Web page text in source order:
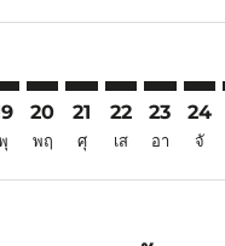
20
พฤ
21
ศุ
22
เส
23
อา
24
จั